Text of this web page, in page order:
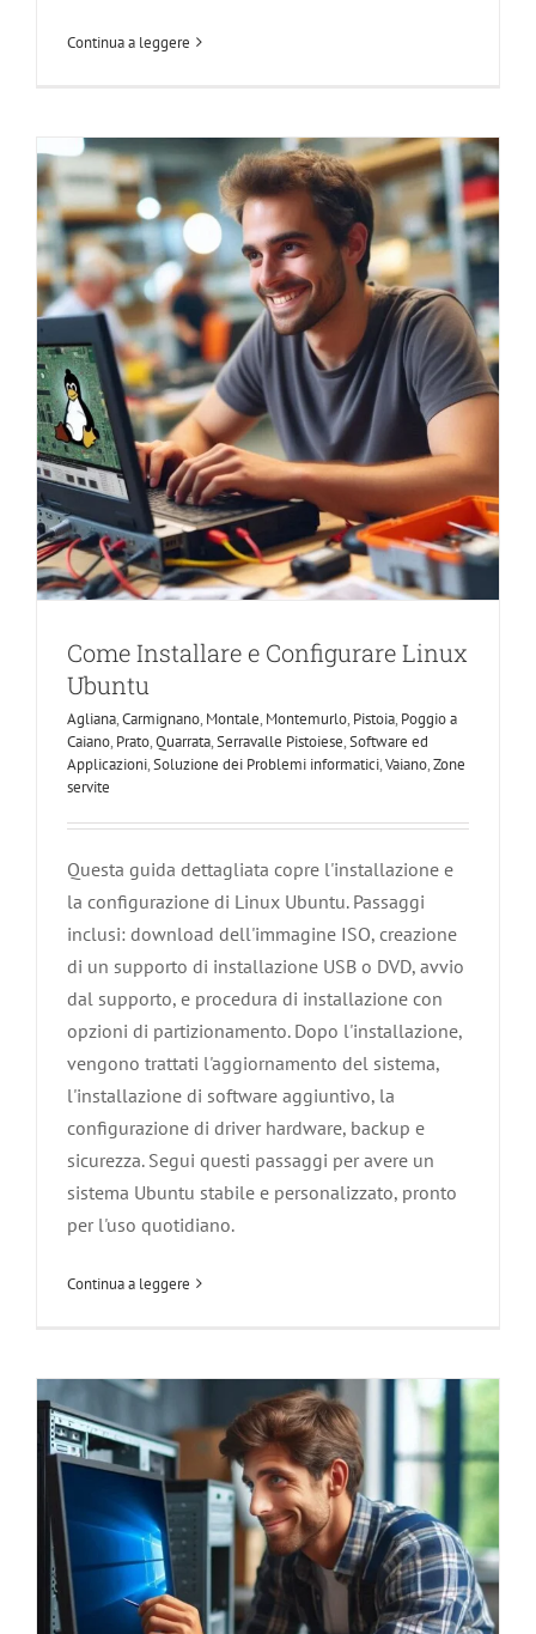
Continua a leggere
Come Installare e Configurare Linux
Ubuntu
Agliana,Carmignano, Montale, Montemurlo, Pistoia, Poggio a
Caiano, Prato,Quarrata,Serravalle Pistoiese,Software ed
Applicazioni,Soluzione dei Problemi informatici,Vaiano,Zone
servite
Questa guida dettagliata copre l'installazione e
la configurazione di Linux Ubuntu. Passaggi
inclusi: download dell'immagine ISO, creazione
di un supporto di installazione USB o DVD, avvio
dal supporto, e procedura di installazione con
opzioni di partizionamento. Dopo l'installazione,
vengono trattati l'aggiornamento del sistema,
l'installazione di software aggiuntivo, la
configurazione di driver hardware, backup e
sicurezza. Segui questi passaggi per avere un
sistema Ubuntu stabile e personalizzato, pronto
per l'uso quotidiano.
Continua a leggere
Come Installare e Configurare
Windows 11
Caiano Prato Quarrata Serravalle Pistoiese Software ed
Applicazioni Soluzione dei Problemi informatici